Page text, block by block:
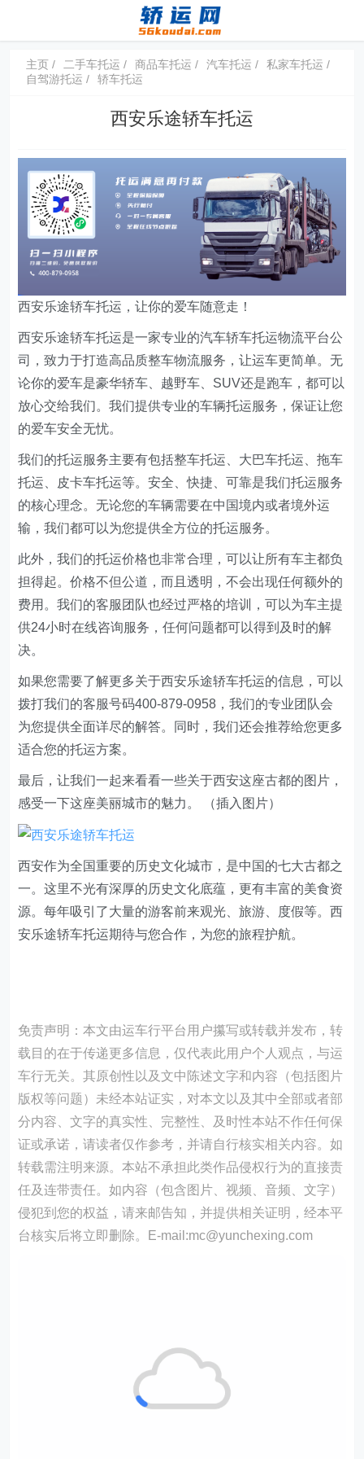
主页 二手车托运 商品车托运 汽车托运
私家车托运
自驾游托运
轿车托运
西安乐途轿车托运
西安乐途轿车托运，让你的爱车随意走！
西安乐途轿车托运是一家专业的汽车轿车托运物流平台公
司，致力于打造高品质整车物流服务，让运车更简单。无
论你的爱车是豪华轿车、越野车、SUV还是跑车，都可以
放心交给我们。我们提供专业的车辆托运服务，保证让您
的爱车安全无忧。
我们的托运服务主要有包括整车托运、大巴车托运、拖车
托运、皮卡车托运等。安全、快捷、可靠是我们托运服务
的核心理念。无论您的车辆需要在中国境内或者境外运
输，我们都可以为您提供全方位的托运服务。
此外，我们的托运价格也非常合理，可以让所有车主都负
担得起。价格不但公道，而且透明，不会出现任何额外的
费用。我们的客服团队也经过严格的培训，可以为车主提
供24小时在线咨询服务，任何问题都可以得到及时的解
决。
如果您需要了解更多关于西安乐途轿车托运的信息，可以
拨打我们的客服号码400-879-0958，我们的专业团队会
为您提供全面详尽的解答。同时，我们还会推荐给您更多
适合您的托运方案。
最后，让我们一起来看看一些关于西安这座古都的图片，
感受一下这座美丽城市的魅力。 （插入图片）
西安作为全国重要的历史文化城市，是中国的七大古都之
一。这里不光有深厚的历史文化底蕴，更有丰富的美食资
源。每年吸引了大量的游客前来观光、旅游、度假等。西
安乐途轿车托运期待与您合作，为您的旅程护航。
免责声明：本文由运车行平台用户攥写或转载并发布，转
载目的在于传递更多信息，仅代表此用户个人观点，与运
车行无关。其原创性以及文中陈述文字和内容（包括图片
版权等问题）未经本站证实，对本文以及其中全部或者部
分内容、文字的真实性、完整性、及时性本站不作任何保
证或承诺，请读者仅作参考，并请自行核实相关内容。如
转载需注明来源。本站不承担此类作品侵权行为的直接责
任及连带责任。如内容（包含图片、视频、音频、文字）
侵犯到您的权益，请来邮告知，并提供相关证明，经本平
台核实后将立即删除。E-mail:mc@yunchexing.com